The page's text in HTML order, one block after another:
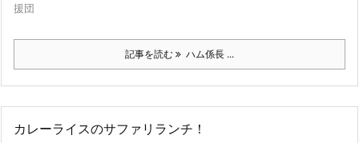
援団
記事を読む ハム係長 ...
カレーライスのサファリランチ！